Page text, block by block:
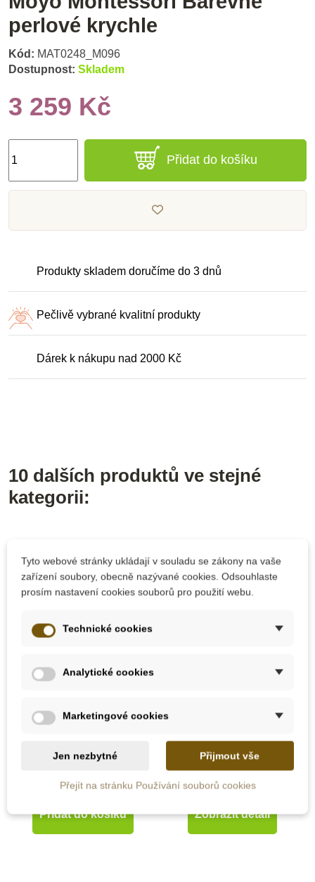
perlové krychle
Kód: MAT0248_M096
Dostupnost: Skladem
3 259 Kč
Přidat do košíku
Produkty skladem doručíme do 3 dnů
Pečlivě vybrané kvalitní produkty
Dárek k nákupu nad 2000 Kč
10 dalších produktů ve stejné
kategorii:
Skladem u
Nienhuis - Šedá a
1 924 Kč
Přidat do košíku
Moyo Montessori
1 018 Kč
Zobrazit detail
Tyto webové stránky ukládají v souladu se zákony na vaše
zařízení soubory, obecně nazývané cookies. Odsouhlaste
prosím nastavení cookies souborů pro použití webu.
Technické cookies
Analytické cookies
Marketingové cookies
Jen nezbytné Přijmout vše
Přejít na stránku Používání souborů cookies